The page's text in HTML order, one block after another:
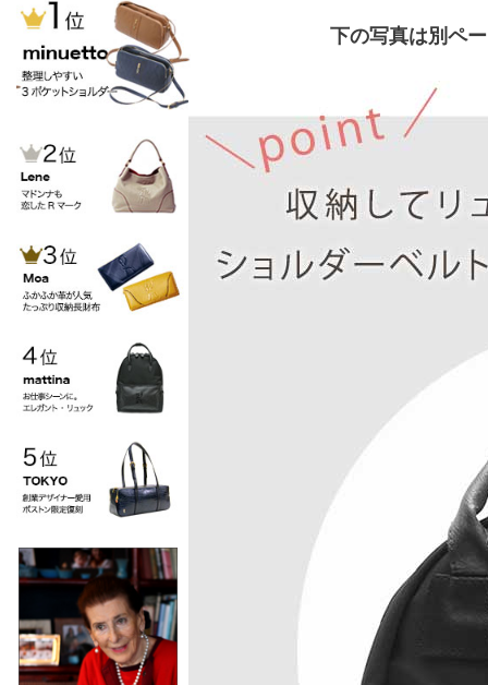
下の写真は別ペ